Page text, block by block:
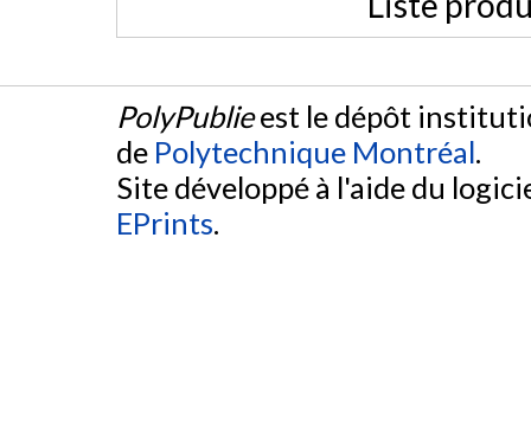
PolyPublieest le dépôt
de Polytechnique Montréal.
Site développé à l'aide du
EPrints.